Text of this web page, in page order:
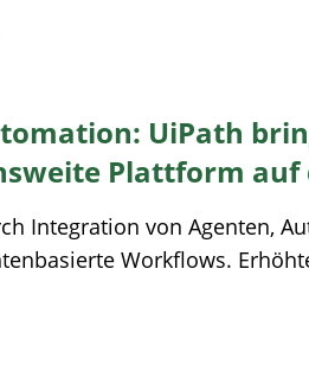
UiPath
Plattform auf
Integration von Agenten,
Workflows.